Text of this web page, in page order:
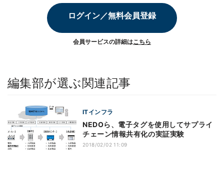
ログイン／無料会員登録
会員サービスの詳細はこちら
編集部が選ぶ関連記事
ITインフラ
NEDOら、電子タグを使用してサプライ
チェーン情報共有化の実証実験
2018/02/02 11:09